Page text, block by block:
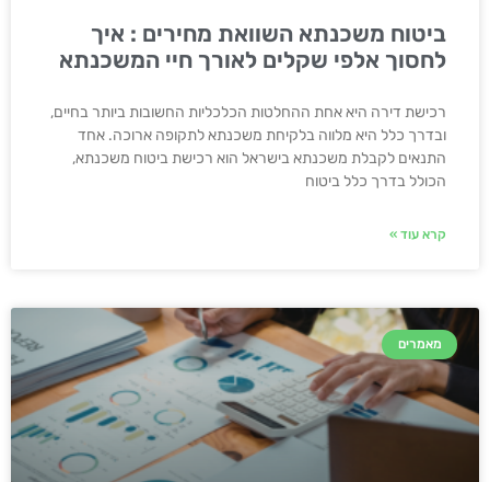
ביטוח משכנתא השוואת מחירים : איך
לחסוך אלפי שקלים לאורך חיי המשכנתא
רכישת דירה היא אחת ההחלטות הכלכליות החשובות ביותר בחיים,
ובדרך כלל היא מלווה בלקיחת משכנתא לתקופה ארוכה. אחד
התנאים לקבלת משכנתא בישראל הוא רכישת ביטוח משכנתא,
הכולל בדרך כלל ביטוח
קרא עוד »
מאמרים